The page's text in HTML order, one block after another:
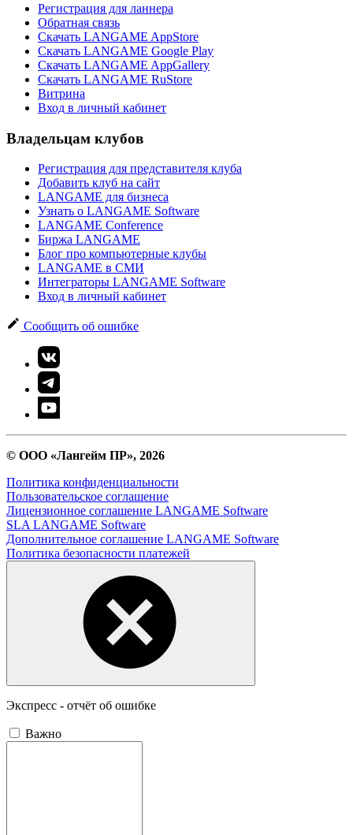
Регистрация для ланнера
Обратная связь
Скачать LANGAME AppStore
Скачать LANGAME Google Play
Скачать LANGAME AppGallery
Скачать LANGAME RuStore
Витрина
Вход в личный кабинет
Владельцам клубов
Регистрация для представителя клуба
Добавить клуб на сайт
LANGAME для бизнеса
Узнать о LANGAME Software
LANGAME Conference
Биржа LANGAME
Блог про компьютерные клубы
LANGAME в СМИ
Интеграторы LANGAME Software
Вход в личный кабинет
Сообщить об ошибке
© ООО «Лангейм ПР», 2026
Политика конфиденциальности
Пользовательское соглашение
Лицензионное соглашение LANGAME Software
SLA LANGAME Software
Дополнительное соглашение LANGAME Software
Политика безопасности платежей
Экспресс - отчёт об ошибке
Важно